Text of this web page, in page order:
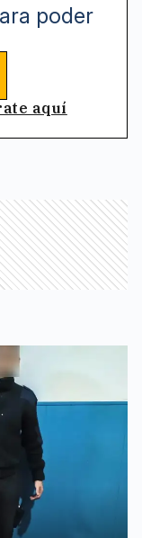
poder
aquí